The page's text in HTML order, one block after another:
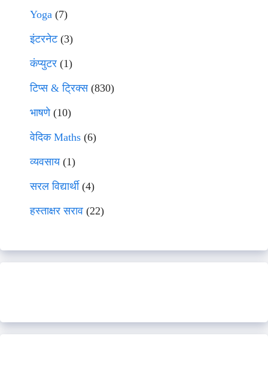
Yoga (7)
इंटरनेट(3)
कंप्युटर (1)
टिप्स & ट्रिक्स(830)
भाषणे(10)
वेदिक Maths (6)
व्यवसाय(1)
सरल विद्यार्थी(4)
हस्ताक्षर सराव (22)